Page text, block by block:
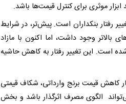
موثری برای کنترل قیمت‌ها باشد.
رفتار بنکداران است. پیش‌تر، در شرایط
بالاتر وجود داشت، اما اکنون با مازاد
است. این تغییر رفتار به کاهش حاشیه
کاهش قیمت برنج وارداتی، شکاف قیمتی
الگوی مصرف اثرگذار باشد و بخش